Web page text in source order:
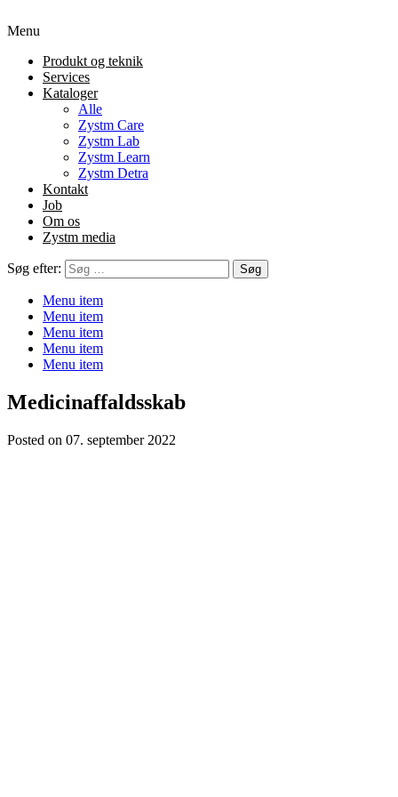
Menu
Produkt og teknik
Services
Kataloger
Alle
Zystm Care
Zystm Lab
Zystm Learn
Zystm Detra
Kontakt
Job
Om os
Zystm media
Søg efter:
Menu item
Menu item
Menu item
Menu item
Menu item
Medicinaffaldsskab
Posted on 07. september 2022